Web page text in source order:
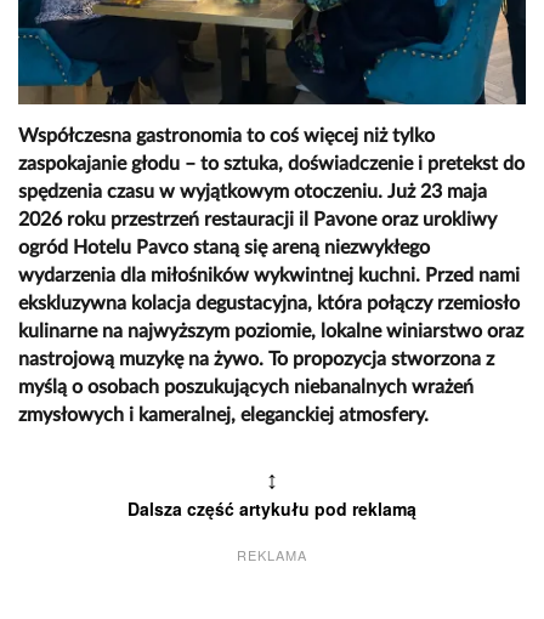
Współczesna gastronomia to coś więcej niż tylko
zaspokajanie głodu – to sztuka, doświadczenie i pretekst do
spędzenia czasu w wyjątkowym otoczeniu. Już 23 maja
2026 roku przestrzeń restauracji il Pavone oraz urokliwy
ogród Hotelu Pavco staną się areną niezwykłego
wydarzenia dla miłośników wykwintnej kuchni. Przed nami
ekskluzywna kolacja degustacyjna, która połączy rzemiosło
kulinarne na najwyższym poziomie, lokalne winiarstwo oraz
nastrojową muzykę na żywo. To propozycja stworzona z
myślą o osobach poszukujących niebanalnych wrażeń
zmysłowych i kameralnej, eleganckiej atmosfery.
↕
Dalsza część artykułu pod reklamą
REKLAMA